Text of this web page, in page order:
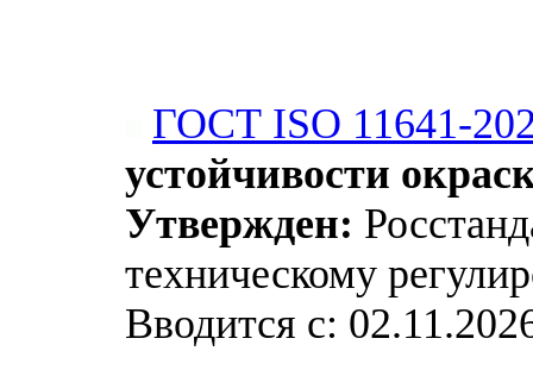
ГОСТ ISO 11641-
устойчивости
Утвержден:
техническому
Вводится с: